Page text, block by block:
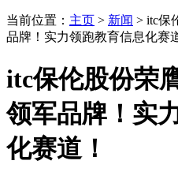
当前位置： 主页 > 新闻 > itc保
品牌！实力领跑教育信息化赛
itc保伦股份荣
领军品牌！实
化赛道！